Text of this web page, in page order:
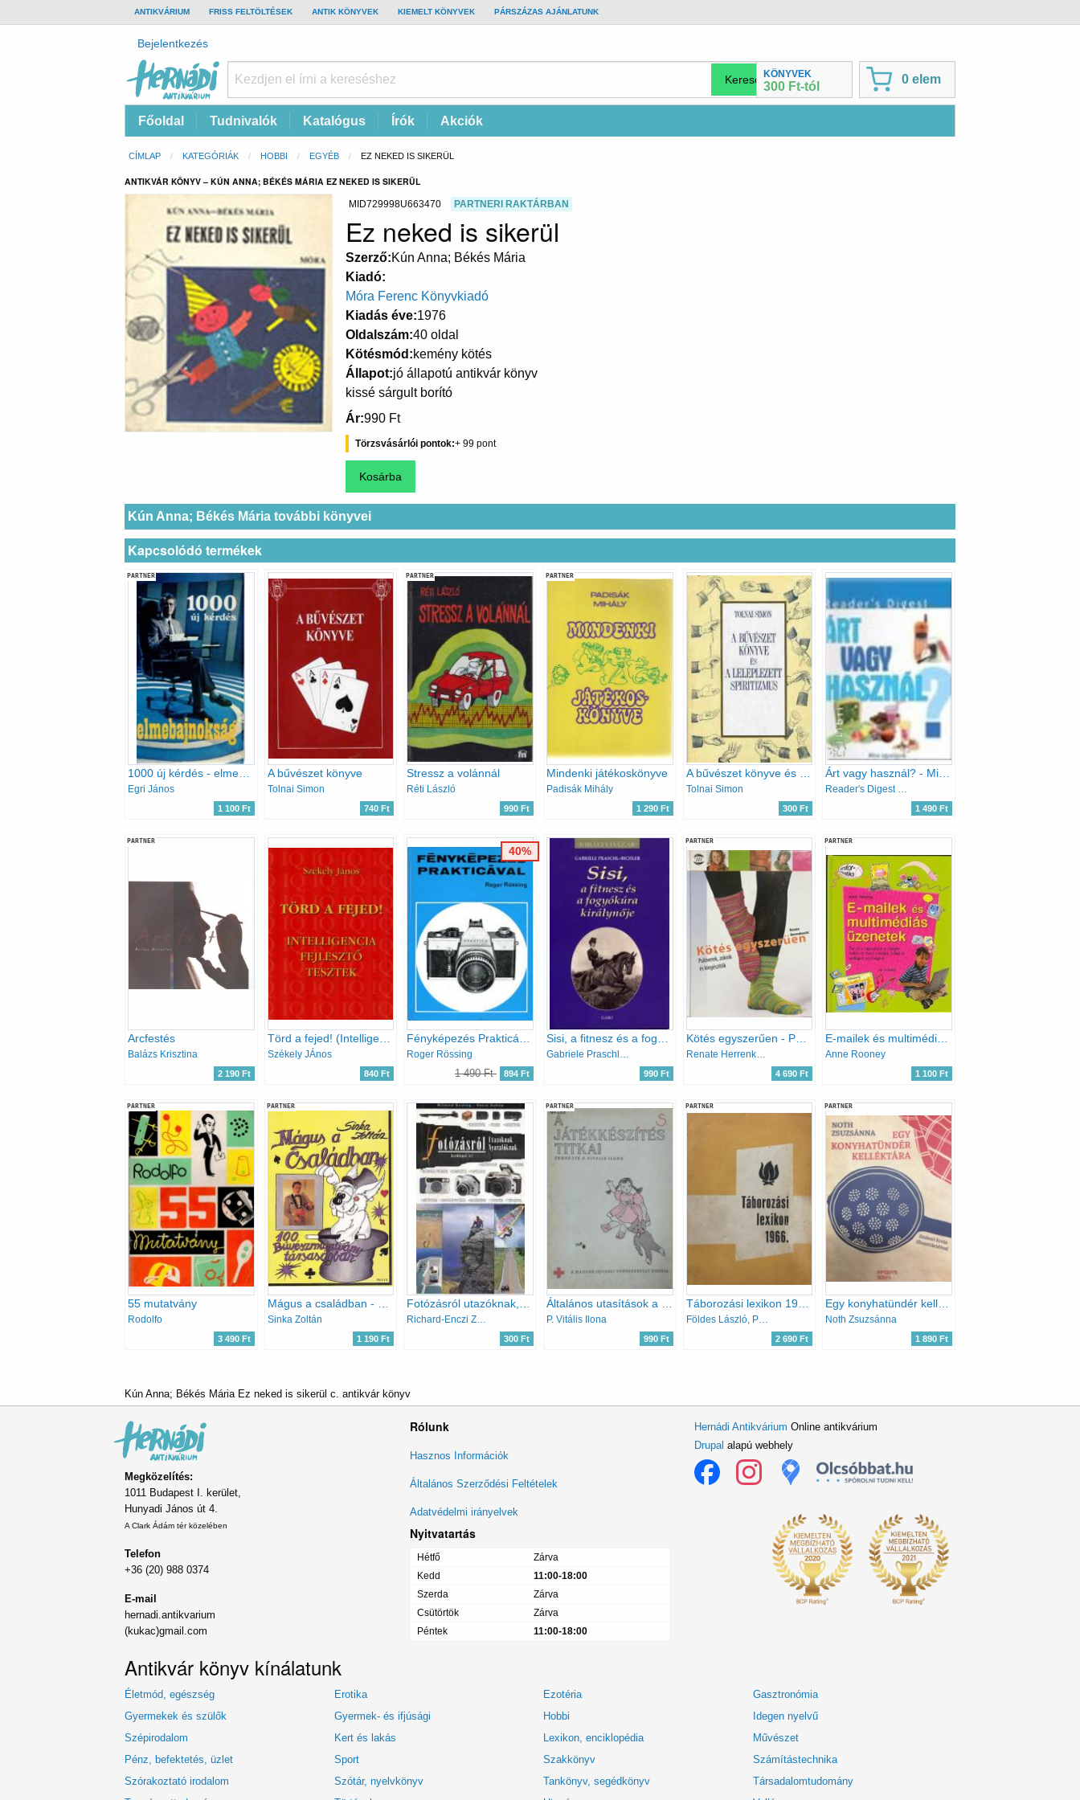
TOP
BAR
ANTIKVÁRIUM FRISS FELTÖLTÉSEK ANTIK KÖNYVEK KIEMELT KÖNYVEK PÁRSZÁZAS AJÁNLATUNK
Felhasználói
fiók
menüje
Bejelentkezés
Antikvárium
Online
KÖNYVEK
300 Ft-tól
0 elem
Fő
navigáció
Főoldal Tudnivalók Katalógus Írók Akciók
Morzsa
CÍMLAP KATEGÓRIÁK HOBBI EGYÉB CURRENT:
EZ NEKED IS SIKERÜL
ANTIKVÁR KÖNYV – KÚN ANNA; BÉKÉS MÁRIA EZ NEKED IS SIKERÜL
MID729998U663470 PARTNERI RAKTÁRBAN
Ez neked is sikerül
Szerző Kún Anna; Békés Mária
Kiadó
Móra Ferenc Könyvkiadó
Kiadás éve 1976
Oldalszám 40 oldal
Kötésmód kemény kötés
Állapot jó állapotú antikvár könyv
kissé sárgult borító
Ár 990 Ft
Törzsvásárlói pontok 99
Kún Anna; Békés Mária további könyvei
Kapcsolódó termékek
PARTNER
1000 új kérdés - elmebajnokság
Egri János
1 100 Ft
A bűvészet könyve
Tolnai Simon
740 Ft
PARTNER
Stressz a volánnál
Réti László
990 Ft
PARTNER
Mindenki játékoskönyve
Padisák Mihály
1 290 Ft
A bűvészet könyve és a leleplezett spiritizmus
Tolnai Simon
300 Ft
Árt vagy használ? - Mire ügyeljünk a mindennapi életben
Reader's Digest Kiadó Kft.
1 490 Ft
PARTNER
Arcfestés
Balázs Krisztina
2 190 Ft
Törd a fejed! (Intelligencia fejlesztő tesztek)
Székely JÁnos
840 Ft
Roger Rössing
1 490 Ft 894 Ft
40%
Gabriele Praschl-Bichler
990 Ft
PARTNER
Kötés egyszerűen - Pulóverek, zoknik és kiegészítők
Renate Herrenknecht
4 690 Ft
PARTNER
Anne Rooney
1 100 Ft
PARTNER
55 mutatvány
Rodolfo
3 490 Ft
PARTNER
Sinka Zoltán
1 190 Ft 300 Ft
PARTNER
P. Vitális Ilona
990 Ft
PARTNER
Táborozási lexikon 1966.
Földes László, Pál István
2 690 Ft
PARTNER
Noth Zsuzsánna
1 890 Ft
Kún Anna; Békés Mária Ez neked is sikerül c. antikvár könyv
Megközelítés:
1011 Budapest I. kerület,
Hunyadi János út 4.
A Clark Ádám tér közelében
Telefon
+36 (20) 988 0374
E-mail
hernadi.antikvarium
(kukac)gmail.com
Rólunk
Lábléc
menü
Hasznos Információk
Általános Szerződési Feltételek
Adatvédelmi irányelvek
Nyitvatartás
Hétfő
Zárva
Kedd
11:00-18:00
Szerda
Zárva
Csütörtök
Zárva
Péntek
11:00-18:00
Hernádi Antikvárium Online antikvárium
Drupal alapú webhely
Antikvár könyv kínálatunk
Életmód, egészség Erotika Ezotéria
Gasztronómia
Gyermekek és szülők
Gyermek- és ifjúsági Hobbi
Idegen nyelvű
Szépirodalom
Kert és lakás Lexikon, enciklopédia
Művészet
Pénz, befektetés, üzlet
Sport Szakkönyv
Számítástechnika
Szórakoztató irodalom
Szótár, nyelvkönyv Tankönyv, segédkönyv
Társadalomtudomány